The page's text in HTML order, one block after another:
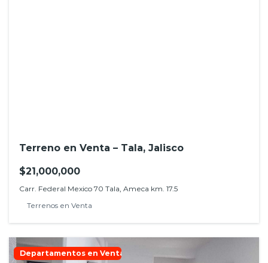
Terreno en Venta – Tala, Jalisco
$21,000,000
Carr. Federal Mexico 70 Tala, Ameca km. 17.5
Terrenos en Venta
Departamentos en Venta